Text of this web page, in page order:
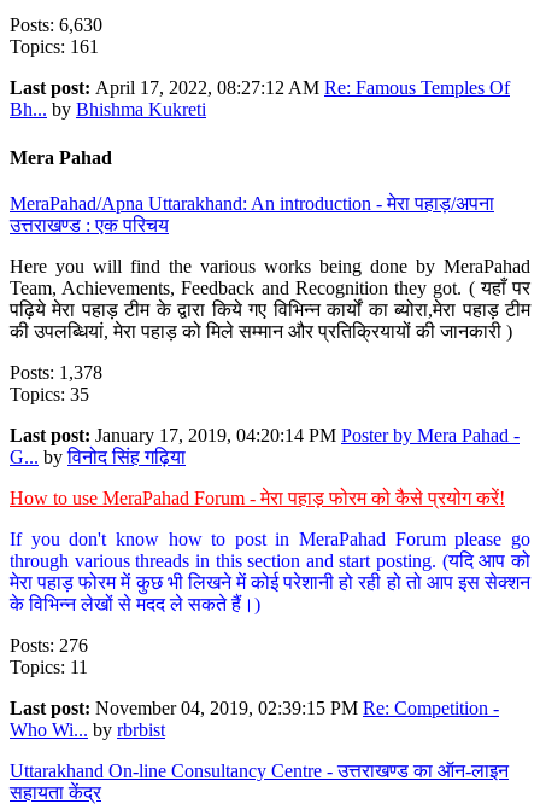
Posts: 6,630
Topics: 161
Last post: April 17, 2022, 08:27:12 AM Re: Famous Temples Of
Bh... by Bhishma Kukreti
Mera Pahad
MeraPahad/Apna Uttarakhand: An introduction - मेरा पहाड़/अपना
उत्तराखण्ड : एक परिचय
Here you will find the various works being done by MeraPahad
Team, Achievements, Feedback and Recognition they got. ( यहाँ पर
पढ़िये मेरा पहाड़ टीम के द्वारा किये गए विभिन्न कार्यों का ब्योरा,मेरा पहाड़ टीम
की उपलब्धियां, मेरा पहाड़ को मिले सम्मान और प्रतिक्रियायों की जानकारी )
Posts: 1,378
Topics: 35
Last post: January 17, 2019, 04:20:14 PM Poster by Mera Pahad -
G... byविनोद सिंह गढ़िया
How to use MeraPahad Forum - मेरा पहाड़ फोरम को कैसे प्रयोग करें!
If you don't know how to post in MeraPahad Forum please go
through various threads in this section and start posting. (यदि आप को
मेरा पहाड़ फोरम में कुछ भी लिखने में कोई परेशानी हो रही हो तो आप इस सेक्शन
के विभिन्न लेखों से मदद ले सकते हैं।)
Posts: 276
Topics: 11
Last post: November 04, 2019, 02:39:15 PM Re: Competition -
Who Wi... by rbrbist
Uttarakhand On-line Consultancy Centre - उत्तराखण्ड का ऑन-लाइन
सहायता केंद्र